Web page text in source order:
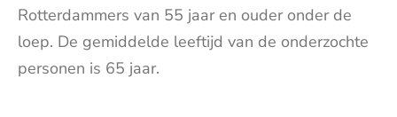
Rotterdammers van 55 jaar en ouder onder de
loep. De gemiddelde leeftijd van de onderzochte
personen is 65 jaar.